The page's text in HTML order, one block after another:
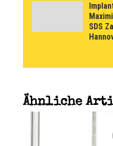
SDS
Ähnliche